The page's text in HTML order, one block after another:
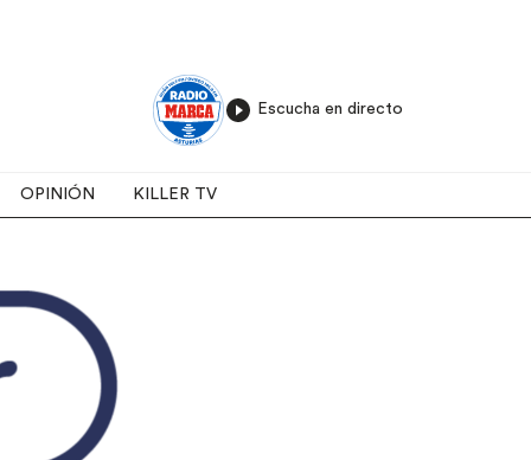
Escucha en directo
OPINIÓN KILLER TV